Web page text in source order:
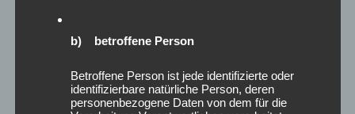
März 2022
Januar 2022
Dezember 2021
Oktober 2021
b) betroffene Person
Betroffene Person ist jede identifizierte oder
identifizierbare natürliche Person, deren
personenbezogene Daten von dem für die